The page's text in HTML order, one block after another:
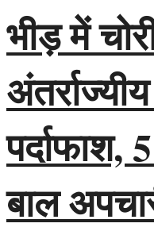
भीड़ में
पर्दाफाश,
बाल